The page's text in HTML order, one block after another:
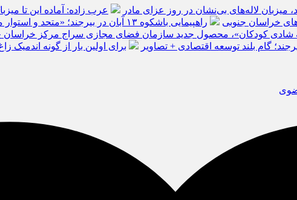
میزبان لاله‌های بی‌نشان در روز عزای مادر
عرب زاده: آماده این تا
راهپیمایی باشکوه ۱۳ آبان در بیرجند؛ «متحد و استوار مقابل استکبار» + تصاویر
شادی کودکان»، محصول جدید سازمان فضای مجازی سراج مرکز خراسان
گام بلند توسعه اقتصادی + تصاویر برای اولین بار از گونه